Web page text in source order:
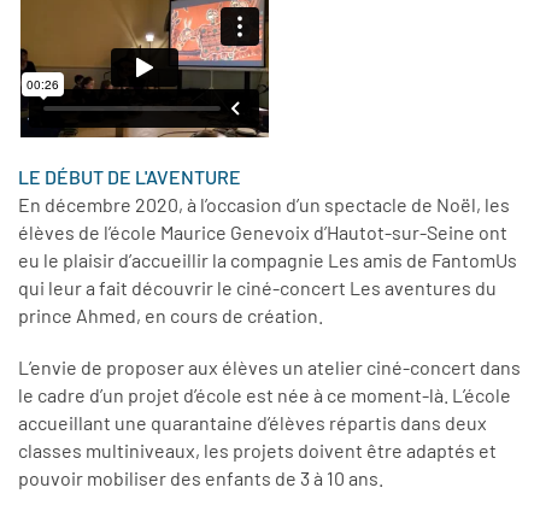
LE DÉBUT DE L'AVENTURE
En décembre 2020, à l’occasion d’un spectacle de Noël, les
élèves de l’école Maurice Genevoix d’Hautot-sur-Seine ont
eu le plaisir d’accueillir la compagnie Les amis de FantomUs
qui leur a fait découvrir le ciné-concert Les aventures du
prince Ahmed, en cours de création.
L’envie de proposer aux élèves un atelier ciné-concert dans
le cadre d’un projet d’école est née à ce moment-là. L’école
accueillant une quarantaine d’élèves répartis dans deux
classes multiniveaux, les projets doivent être adaptés et
pouvoir mobiliser des enfants de 3 à 10 ans.